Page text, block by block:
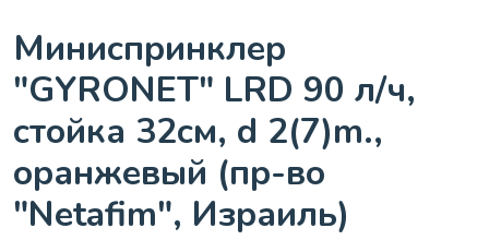
Миниспринклер
"GYRONET" LRD 90 л/ч,
стойка 32см, d 2(7)m.,
оранжевый (пр-во
"Netafim", Израиль)